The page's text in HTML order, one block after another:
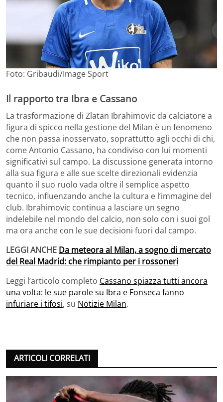
Foto: Gribaudi/Image Sport
Il rapporto tra Ibra e Cassano
La trasformazione di Zlatan Ibrahimovic da calciatore a
figura di spicco nella gestione del Milan è un fenomeno
che non passa inosservato, soprattutto agli occhi di chi,
come Antonio Cassano, ha condiviso con lui momenti
significativi sul campo. La discussione generata intorno
alla sua figura e alle sue scelte direzionali evidenzia
quanto il suo ruolo vada oltre il semplice aspetto
tecnico, influenzando anche la cultura e l’immagine del
club. Ibrahimovic continua a lasciare un segno
indelebile nel mondo del calcio, non solo con i suoi gol
ma ora anche con le sue decisioni fuori dal campo.
LEGGI ANCHE Da meteora al Milan, a sogno di mercato
del Real Madrid: che rimpianto per i rossoneri
Leggi l’articolo completo Cassano spiazza tutti ancora
una volta: le sue parole su Ibra e Fonseca fanno
infuriare i tifosi, su Notizie Milan.
ARTICOLI CORRELATI